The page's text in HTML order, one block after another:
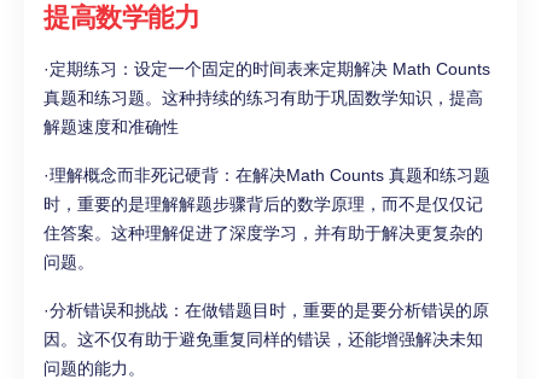
提高数学能力
·定期练习：设定一个固定的时间表来定期解决 Math Counts
真题和练习题。这种持续的练习有助于巩固数学知识，提高
解题速度和准确性
·理解概念而非死记硬背：在解决Math Counts 真题和练习题
时，重要的是理解解题步骤背后的数学原理，而不是仅仅记
住答案。这种理解促进了深度学习，并有助于解决更复杂的
问题。
·分析错误和挑战：在做错题目时，重要的是要分析错误的原
因。这不仅有助于避免重复同样的错误，还能增强解决未知
问题的能力。